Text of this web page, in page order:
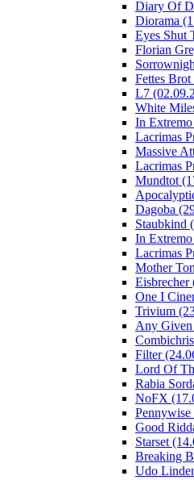
Diary Of
Diorama
Eyes Shut
Florian
Fettes
L7
White
In
Lacrimas
Massive
Lacrimas
Mundtot
Dagoba
Staubkind
In
Lacrimas
Mother
Eisbrecher
One I
Trivium
Any
Filter
Lord Of
Rabia
NoFX
Good
Starset
Breaking
Udo